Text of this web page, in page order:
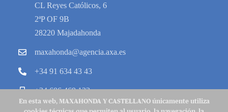
CL Reyes Católicos, 6
2ªP OF 9B
28220 Majadahonda
maxahonda@agencia.axa.es
+34 91 634 43 43
+34 606 469 133
En esta web, MAXAHONDA Y CASTELLANO únicamente utiliza